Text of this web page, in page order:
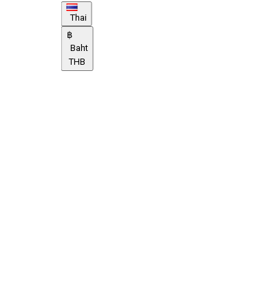
Thai
฿
Baht
THB